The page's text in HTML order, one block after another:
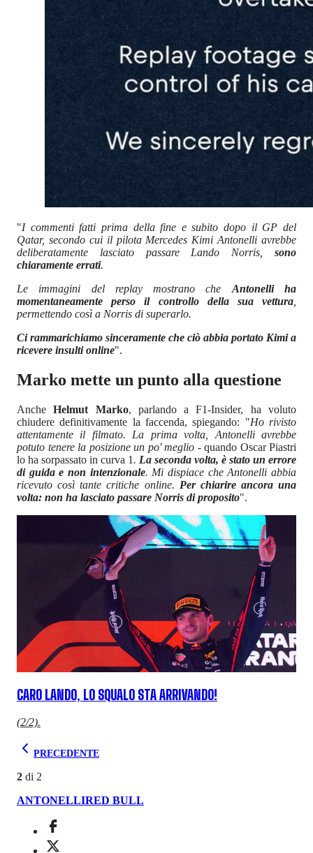
"I commenti fatti prima della fine e subito dopo il GP del
Qatar, secondo cui il pilota Mercedes Kimi Antonelli avrebbe
deliberatamente lasciato passare Lando Norris, sono
chiaramente errati.
Le immagini del replay mostrano che Antonelli ha
momentaneamente perso il controllo della sua vettura
permettendo così a Norris di superarlo.
Ci rammarichiamo sinceramente che ciò abbia portato Kimi a
ricevere insulti online".
Marko mette un punto alla questione
AncheHelmut Marko, parlando a F1-Insider, ha voluto
chiudere definitivamente la faccenda, spiegando: "Ho rivisto
attentamente il filmato. La prima volta, Antonelli avrebbe
potuto tenere la posizione un po' meglio - quando Oscar Piastri
lo ha sorpassato in curva 1. La seconda volta, è stato un errore
di guida e non intenzionale. Mi dispiace che Antonelli abbia
ricevuto così tante critiche online. Per chiarire ancora una
volta: non ha lasciato passare Norris di proposito".
CARO LANDO, LO SQUALO STA ARRIVANDO!
(2/2).
PRECEDENTE
2 di 2
ANTONELLIRED BULL